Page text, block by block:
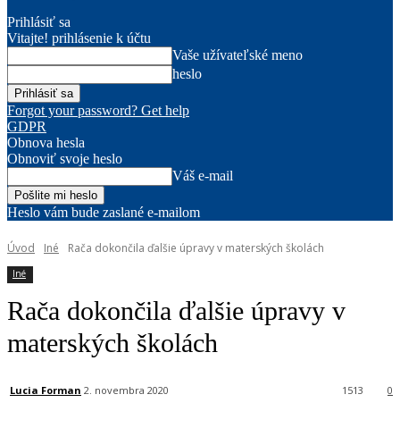
Prihlásiť sa
Vitajte! prihlásenie k účtu
Vaše užívateľské meno
heslo
Forgot your password? Get help
GDPR
Obnova hesla
Obnoviť svoje heslo
Váš e-mail
Heslo vám bude zaslané e-mailom
Úvod Iné Rača dokončila ďalšie úpravy v materských školách
Iné
Rača dokončila ďalšie úpravy v
materských školách
Lucia Forman 2. novembra 2020 0
1513